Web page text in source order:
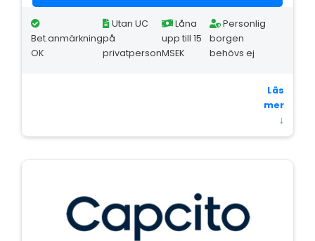
Bet.anmärkning
OK
Utan UC
på
privatperson
Låna
upp till 15
MSEK
Personlig
borgen
behövs ej
Läs
mer
↓